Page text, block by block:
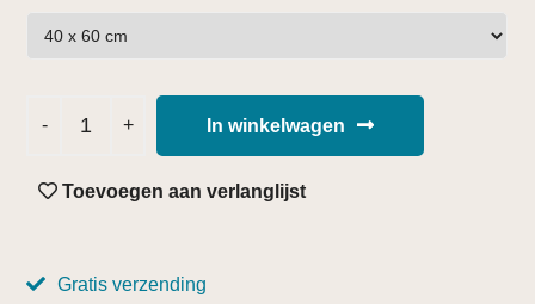
In winkelwagen
Toevoegen aan verlanglijst
Gratis verzending